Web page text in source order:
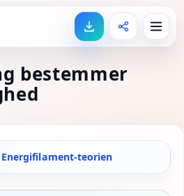
bestemmer
teorien